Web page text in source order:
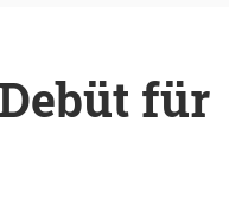
für